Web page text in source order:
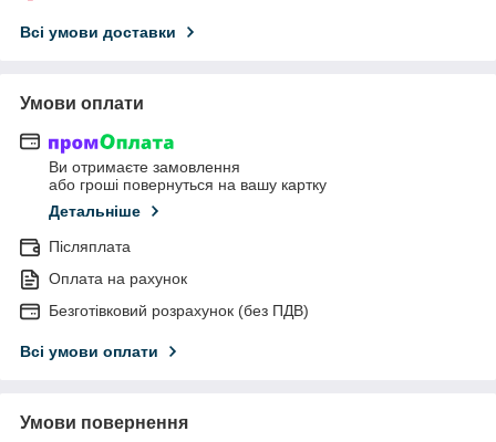
Всі умови доставки
Умови оплати
Ви отримаєте замовлення
або гроші повернуться на вашу картку
Детальніше
Післяплата
Оплата на рахунок
Безготівковий розрахунок (без ПДВ)
Всі умови оплати
Умови повернення